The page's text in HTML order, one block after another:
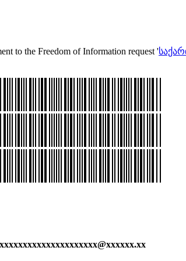
to the Freedom of Information request '